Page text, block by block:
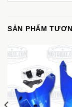
SẢN PHẨM